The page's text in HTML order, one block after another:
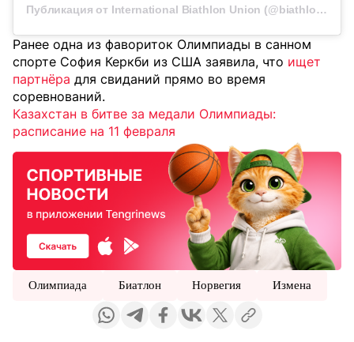
Публикация от International Biathlon Union (@biathlonworld)
Ранее одна из фавориток Олимпиады в санном
спорте София Керкби из США заявила, что ищет
партнёра для свиданий прямо во время
соревнований.
Казахстан в битве за медали Олимпиады:
расписание на 11 февраля
Олимпиада Биатлон Норвегия Измена